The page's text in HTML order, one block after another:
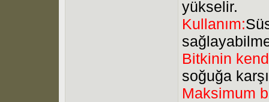
yükselir.
Kullanım:
Bitkinin
soğuğa
Maksimum